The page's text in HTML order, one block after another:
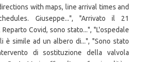
with maps, line arrival times and
Giuseppe...", "Arrivato il 21
Covid, sono stato...", "L'ospedale
è simile ad un albero di...", "Sono stato
di sostituzione della valvola